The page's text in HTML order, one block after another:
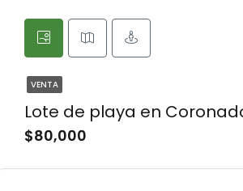
VENTA
Lote de playa en
$80,000